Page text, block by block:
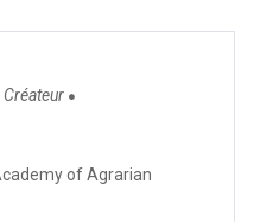
Créateur ●
of Agrarian